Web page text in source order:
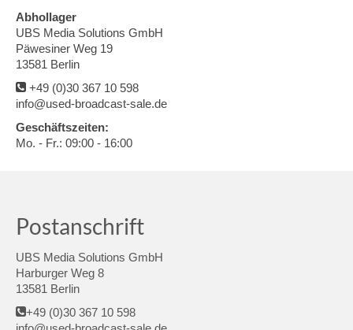
Abhollager
UBS Media Solutions GmbH
Päwesiner Weg 19
13581 Berlin
+49 (0)30 367 10 598
info@used-broadcast-sale.de
Geschäftszeiten:
Mo. - Fr.: 09:00 - 16:00
Postanschrift
UBS Media Solutions GmbH
Harburger Weg 8
13581 Berlin
+49 (0)30 367 10 598